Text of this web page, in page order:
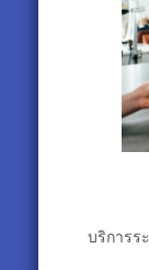
บริการร